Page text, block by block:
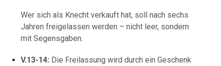
Wer sich als Knecht verkauft hat, soll nach sechs
Jahren freigelassen werden – nicht leer, sondern
mit Segensgaben.
V.13-14: Die Freilassung wird durch ein Geschenk